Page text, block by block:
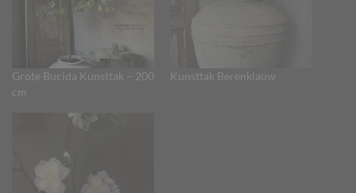
Grote Bucida Kunsttak – 200
cm
Kunsttak Berenklauw